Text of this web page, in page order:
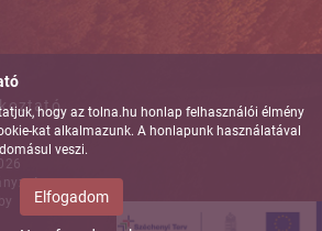
hogy az tolna.hu honlap felhasználói élmény
kat alkalmazunk. A honlapunk használatával
veszi.
Elfogadom